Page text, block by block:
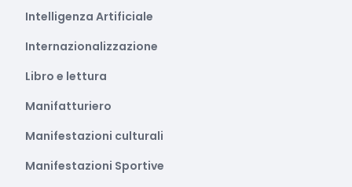
Intelligenza Artificiale
Internazionalizzazione
Libro e lettura
Manifatturiero
Manifestazioni culturali
Manifestazioni Sportive